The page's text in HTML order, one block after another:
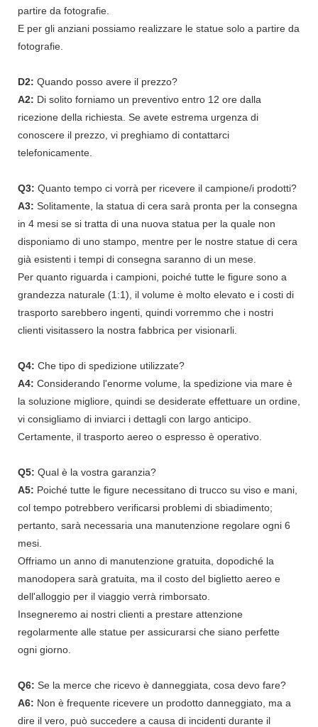
partire da fotografie.
E per gli anziani possiamo realizzare le statue solo a partire da
fotografie.
D2: Quando posso avere il prezzo?
A2: Di solito forniamo un preventivo entro 12 ore dalla
ricezione della richiesta. Se avete estrema urgenza di
conoscere il prezzo, vi preghiamo di contattarci
telefonicamente.
Q3: Quanto tempo ci vorrà per ricevere il campione/i prodotti?
A3: Solitamente, la statua di cera sarà pronta per la consegna
in 4 mesi se si tratta di una nuova statua per la quale non
disponiamo di uno stampo, mentre per le nostre statue di cera
già esistenti i tempi di consegna saranno di un mese.
Per quanto riguarda i campioni, poiché tutte le figure sono a
grandezza naturale (1:1), il volume è molto elevato e i costi di
trasporto sarebbero ingenti, quindi vorremmo che i nostri
clienti visitassero la nostra fabbrica per visionarli.
Q4: Che tipo di spedizione utilizzate?
A4: Considerando l'enorme volume, la spedizione via mare è
la soluzione migliore, quindi se desiderate effettuare un ordine,
vi consigliamo di inviarci i dettagli con largo anticipo.
Certamente, il trasporto aereo o espresso è operativo.
Q5: Qual è la vostra garanzia?
A5: Poiché tutte le figure necessitano di trucco su viso e mani,
col tempo potrebbero verificarsi problemi di sbiadimento;
pertanto, sarà necessaria una manutenzione regolare ogni 6
mesi.
Offriamo un anno di manutenzione gratuita, dopodiché la
manodopera sarà gratuita, ma il costo del biglietto aereo e
dell'alloggio per il viaggio verrà rimborsato.
Insegneremo ai nostri clienti a prestare attenzione
regolarmente alle statue per assicurarsi che siano perfette
ogni giorno.
Q6: Se la merce che ricevo è danneggiata, cosa devo fare?
A6: Non è frequente ricevere un prodotto danneggiato, ma a
dire il vero, può succedere a causa di incidenti durante il